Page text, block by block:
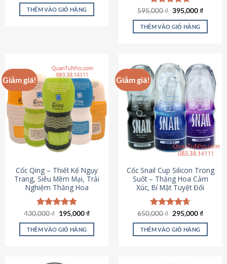
sản
phẩm
là:
895,000 ₫.
tại
THÊM VÀO GIỎ HÀNG
Được xếp
hạng4.64
5 sao
595,000₫ Giá
là:
595,000 ₫.
395,000₫Giá
tại
THÊM VÀO GIỎ HÀNG
Giảm giá!
Cốc Qing – Thiết Kế Ngụy
Trang, Siêu Mềm Mại, Trải
Nghiệm Thăng Hoa
Được xếp
hạng4.78
5 sao
430,000₫ Giá
là:
430,000 ₫.
195,000₫Giá
tại
THÊM VÀO GIỎ HÀNG
Giảm giá!
Cốc Snail Cup Silicon Trong
Suốt – Thăng Hoa Cảm
Xúc, Bí Mật Tuyệt Đối
Được xếp
hạng4.69
5 sao
650,000₫ Giá
là:
650,000 ₫.
295,000₫Giá
tại
THÊM VÀO GIỎ HÀNG